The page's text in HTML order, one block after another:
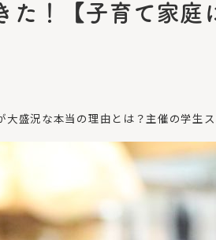
！【子育て家庭
盛況な本当の理由とは？主催の学生